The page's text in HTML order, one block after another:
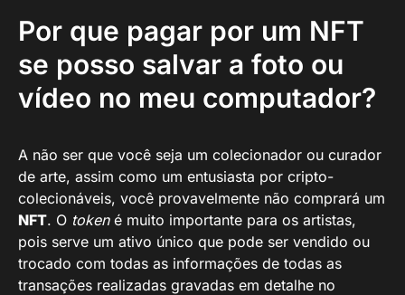
Por que pagar por um NFT
se posso salvar a foto ou
vídeo no meu computador?
A não ser que você seja um colecionador ou curador
de arte, assim como um entusiasta por cripto-
colecionáveis, você provavelmente não comprará um
NFT. O token é muito importante para os artistas,
pois serve um ativo único que pode ser vendido ou
trocado com todas as informações de todas as
transações realizadas gravadas em detalhe no